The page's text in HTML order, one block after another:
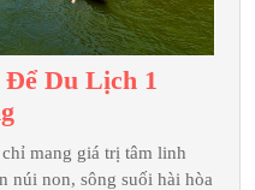
1
Đêm
Du Lịch 1
Thời
Điểm
Lý
mang giá trị tâm linh
núi non, sông suối hài hòa